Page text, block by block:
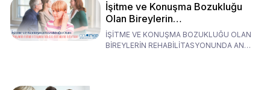
İşitme ve Konuşma Bozukluğu
Olan Bireylerin
Rehabilitasyonunda Ana
Babaların Tutumları
İŞİTME VE KONUŞMA BOZUKLUĞU OLAN
BİREYLERİN REHABİLİTASYONUNDA ANA